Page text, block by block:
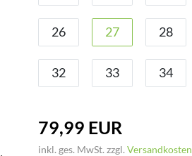
26 27 28
32 33 34
79,99 EUR
inkl. ges. MwSt. zzgl. Versandkosten